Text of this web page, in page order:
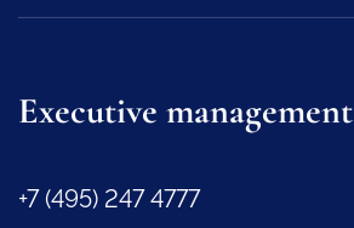
Executive management
+7 (495) 247 4777